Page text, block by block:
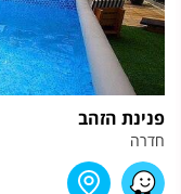
פנינת הזהב
חדרה